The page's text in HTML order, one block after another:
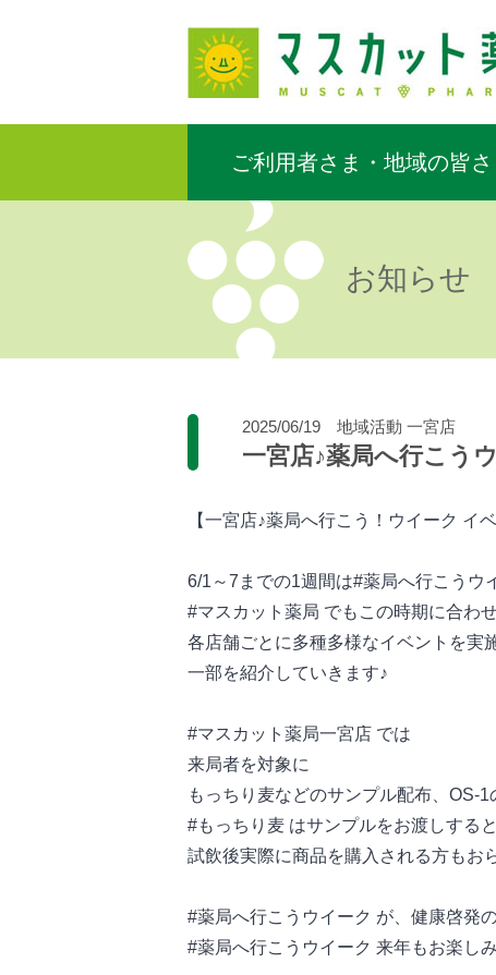
ご利用者さま・地域の皆
お知らせ
2025/06/19 地域活動 一宮店
一宮店♪薬局へ行こう
【一宮店♪薬局へ行こう！ウイーク イ
6/1～7までの1週間は#薬局へ行こうウ
#マスカット薬局 でもこの時期に合わ
各店舗ごとに多種多様なイベントを実
一部を紹介していきます♪
#マスカット薬局一宮店 では
来局者を対象に
もっちり麦などのサンプル配布、OS-1
#もっちり麦 はサンプルをお渡しする
試飲後実際に商品を購入される方もお
#薬局へ行こうウイーク が、健康啓発
#薬局へ行こうウイーク 来年もお楽しみ